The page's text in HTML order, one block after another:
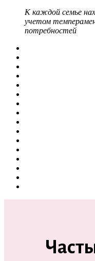
К каждой семье
учетом
потребностей